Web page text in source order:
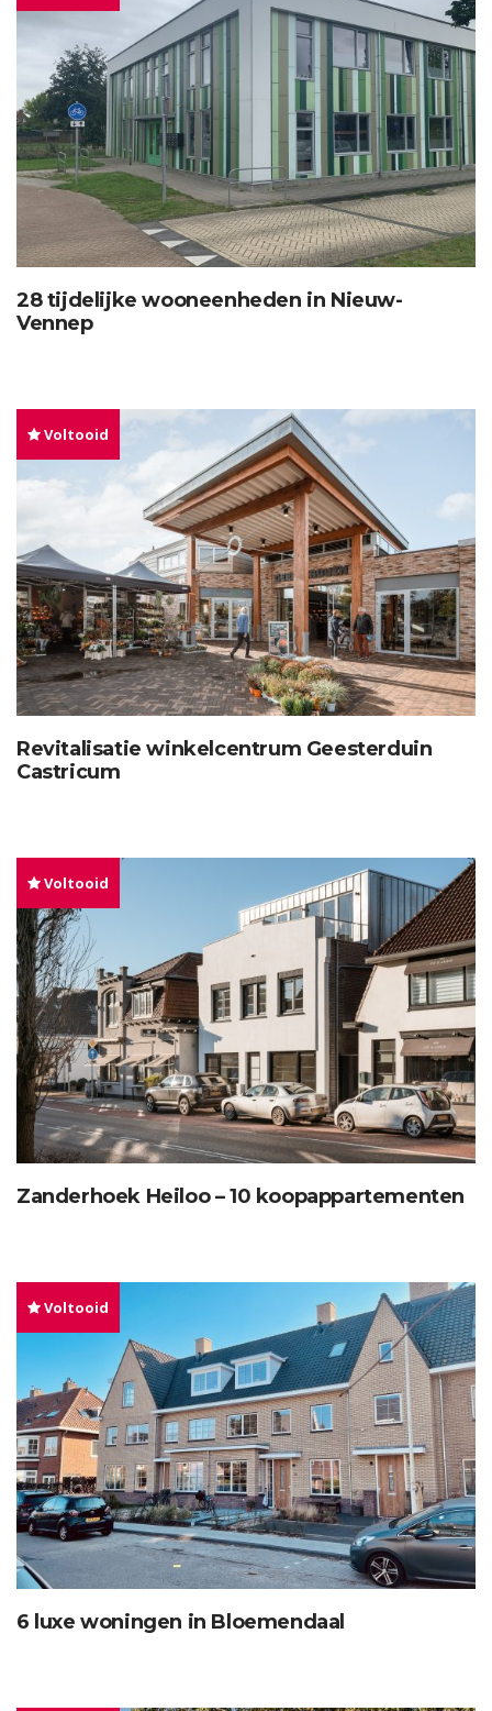
28 tijdelijke wooneenheden in Nieuw-
Vennep
Voltooid
Revitalisatie winkelcentrum Geesterduin
Castricum
Voltooid
Zanderhoek Heiloo – 10 koopappartementen
Voltooid
6 luxe woningen in Bloemendaal